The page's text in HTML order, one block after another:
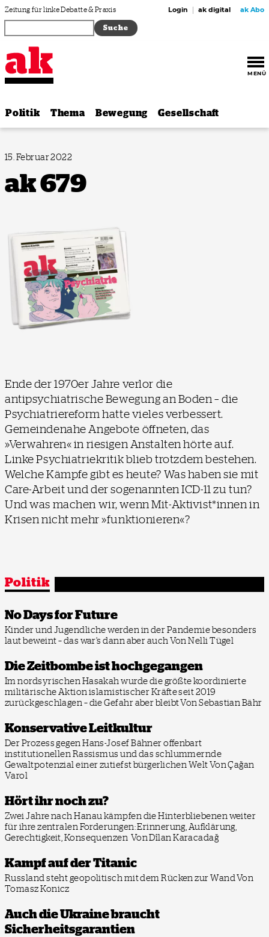
Zum Inhalt springen
Zeitung für linke Debatte & Praxis Login ak digital ak Abo
MENÜ
Politik Thema Bewegung Gesellschaft
15. Februar 2022
ak 679
Ende der 1970er Jahre verlor die
antipsychiatrische Bewegung an Boden – die
Psychiatriereform hatte vieles verbessert.
Gemeindenahe Angebote öffneten, das
»Verwahren« in riesigen Anstalten hörte auf.
Linke Psychiatriekritik blieb trotzdem bestehen.
Welche Kämpfe gibt es heute? Was haben sie mit
Care-Arbeit und der sogenannten ICD-11 zu tun?
Und was machen wir, wenn Mit-Aktivist*innen in
Krisen nicht mehr »funktionieren«?
Politik
No Days for Future
Kinder und Jugendliche werden in der Pandemie besonders
laut beweint – das war’s dann aber auch Von Nelli Tügel
Die Zeitbombe ist hochgegangen
Im nordsyrischen Hasakah wurde die größte koordinierte
militärische Aktion islamistischer Kräfte seit 2019
zurückgeschlagen – die Gefahr aber bleibtVon Sebastian Bähr
Konservative Leitkultur
Der Prozess gegen Hans-Josef Bähner offenbart
institutionellen Rassismus und das schlummernde
Gewaltpotenzial einer zutiefst bürgerlichen WeltVon Çağan
Varol
Hört ihr noch zu?
Zwei Jahre nach Hanau kämpfen die Hinterbliebenen weiter
für ihre zentralen Forderungen: Erinnerung, Aufklärung,
Gerechtigkeit, Konsequenzen Von Dîlan Karacadağ
Kampf auf der Titanic
Russland steht geopolitisch mit dem Rücken zur WandVon
Tomasz Konicz
Auch die Ukraine braucht
Sicherheitsgarantien